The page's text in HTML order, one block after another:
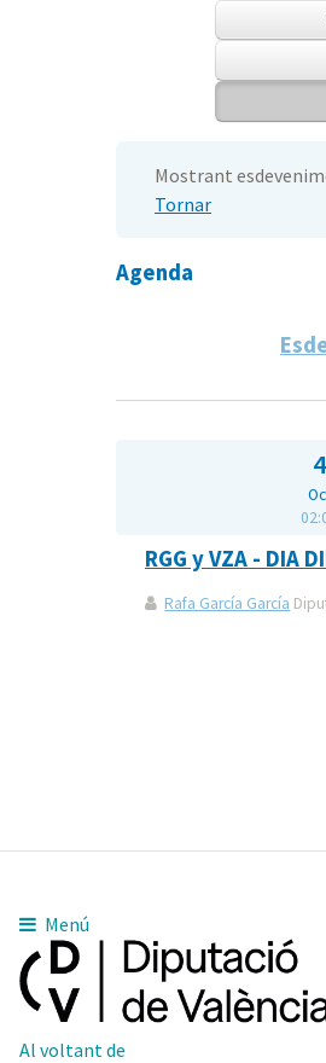
Mostrant
Tornar
Agenda
4
RGG y VZA - DIA
Rafa García García
Menú
Al voltant de